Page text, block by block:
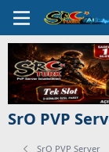
SrO PVP
SrO PVP Server